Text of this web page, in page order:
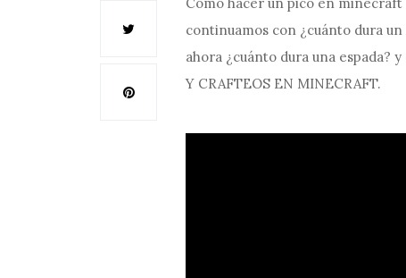
continuamos con ¿cuánto dura
ahora ¿cuánto dura una espada?
Y CRAFTEOS EN MINECRAFT.